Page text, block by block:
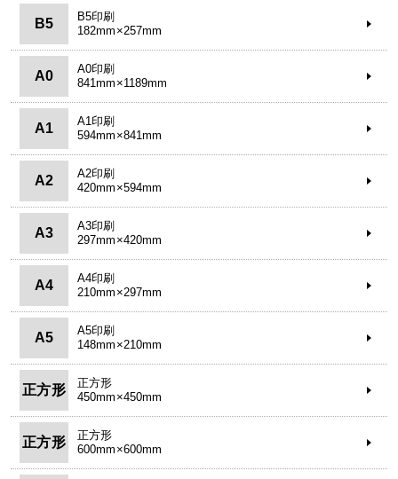
B5
B5印刷
182mm×257mm
A0
A0印刷
841mm×1189mm
A1
A1印刷
594mm×841mm
A2
A2印刷
420mm×594mm
A3
A3印刷
297mm×420mm
A4
A4印刷
210mm×297mm
A5
A5印刷
148mm×210mm
正方形
正方形
450mm×450mm
正方形
正方形
600mm×600mm